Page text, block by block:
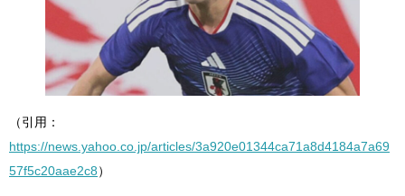
（引用：
https://news.yahoo.co.jp/articles/3a920e01344ca71a8d4184a7a69
57f5c20aae2c8）